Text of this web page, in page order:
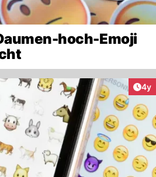
hoch-Emoji
4y